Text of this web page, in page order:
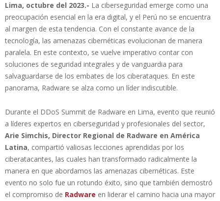
Lima, octubre del 2023.- La ciberseguridad emerge como una
preocupación esencial en la era digital, y el Perú no se encuentra
al margen de esta tendencia. Con el constante avance de la
tecnología, las amenazas cibernéticas evolucionan de manera
paralela. En este contexto, se vuelve imperativo contar con
soluciones de seguridad integrales y de vanguardia para
salvaguardarse de los embates de los ciberataques. En este
panorama, Radware se alza como un líder indiscutible.
Durante el DDoS Summit de Radware en Lima, evento que reunió
a líderes expertos en ciberseguridad y profesionales del sector,
Arie Simchis, Director Regional de Radware en América
Latina, compartió valiosas lecciones aprendidas por los
ciberatacantes, las cuales han transformado radicalmente la
manera en que abordamos las amenazas cibernéticas. Este
evento no solo fue un rotundo éxito, sino que también demostró
el compromiso de Radware en liderar el camino hacia una mayor